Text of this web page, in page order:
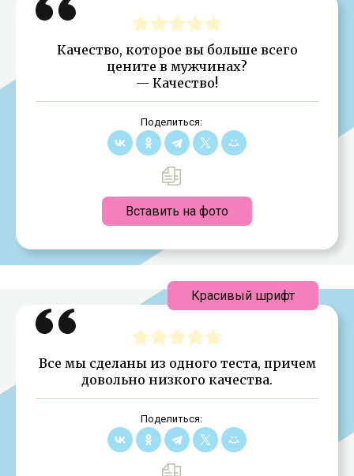
Качество, которое вы больше всего
цените в мужчинах?
— Качество!
Поделиться:
Вставить на фото
Все мы сделаны из одного теста, причем
довольно низкого качества.
Поделиться:
Красивый шрифт